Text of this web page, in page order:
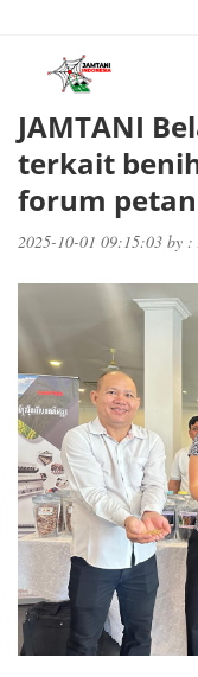
JAMTANI
terkait
forum
2025-10-01 09:15:03 by :